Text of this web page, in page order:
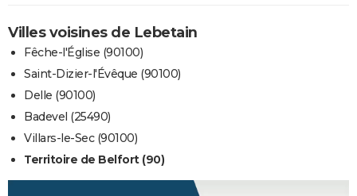
Villes voisines de Lebetain
Fêche-l'Église (90100)
Saint-Dizier-l'Évêque (90100)
Delle (90100)
Badevel (25490)
Villars-le-Sec (90100)
Territoire de Belfort (90)